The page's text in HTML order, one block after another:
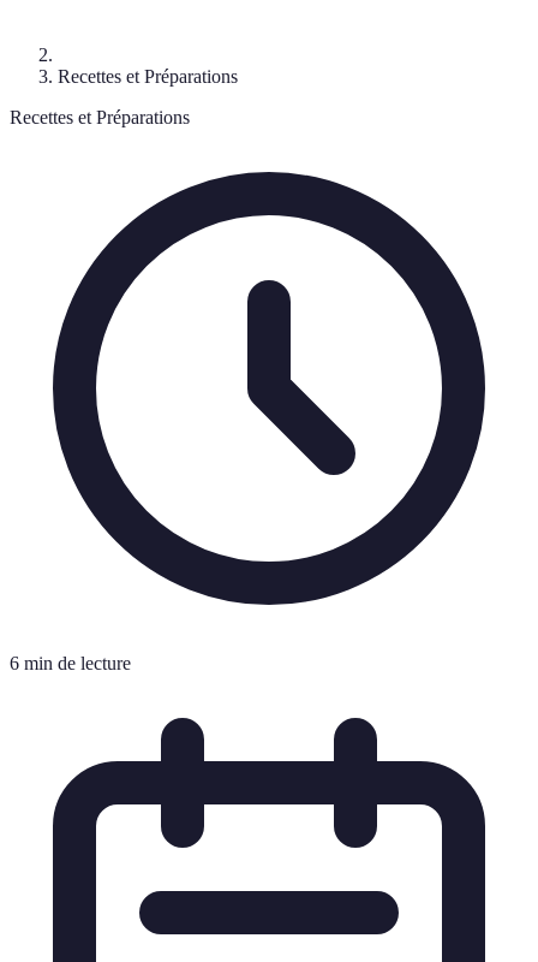
Recettes et Préparations
Recettes et Préparations
6 min de lecture